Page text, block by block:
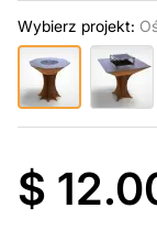
Wybierz projekt:
$